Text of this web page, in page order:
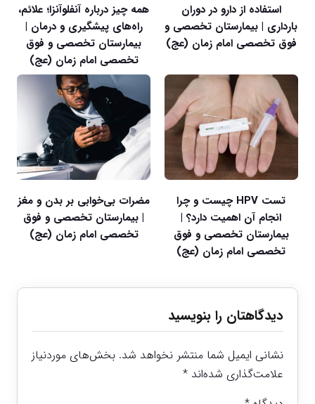
استفاده از دارو در دوران
بارداری | بیمارستان تخصصی و
فوق تخصصی امام زمان (عج)
همه چیز درباره آنفلوآنزا؛ علائم،
راه‌های پیشگیری و درمان |
بیمارستان تخصصی و فوق
تخصصی امام زمان (عج)
تست HPV چیست و چرا
انجام آن اهمیت دارد؟ |
بیمارستان تخصصی و فوق
تخصصی امام زمان (عج)
مضرات بی‌خوابی بر بدن و مغز
| بیمارستان تخصصی و فوق
تخصصی امام زمان (عج)
دیدگاهتان را بنویسید
نشانی ایمیل شما منتشر نخواهد شد. بخش‌های موردنیاز
علامت‌گذاری شده‌اند*